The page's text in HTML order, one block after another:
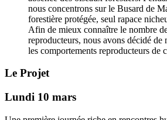
nous concentrons sur le Busard de
forestière protégée, seul rapace
Afin de mieux connaître le nombre
reproducteurs, nous avons décidé de
les comportements reproducteurs de
Le Projet
Lundi 10 mars